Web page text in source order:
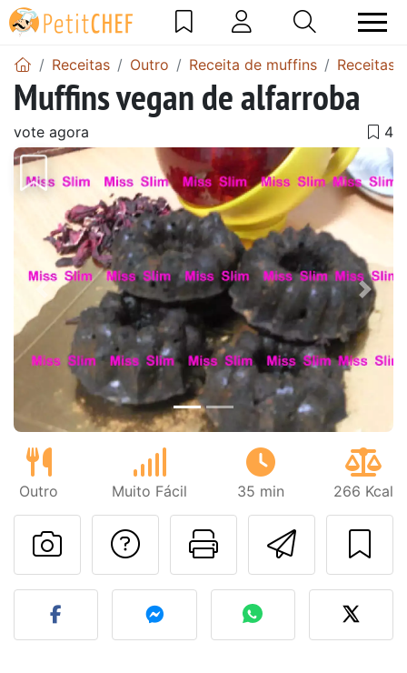
Receitas Outro Receita de muffins Receitas
Muffins vegan de alfarroba
vote agora
Anterior Next
Outro Muito Fácil 35 min 266 Kcal
Imprima
Falar com o autor
Fez esta receita?